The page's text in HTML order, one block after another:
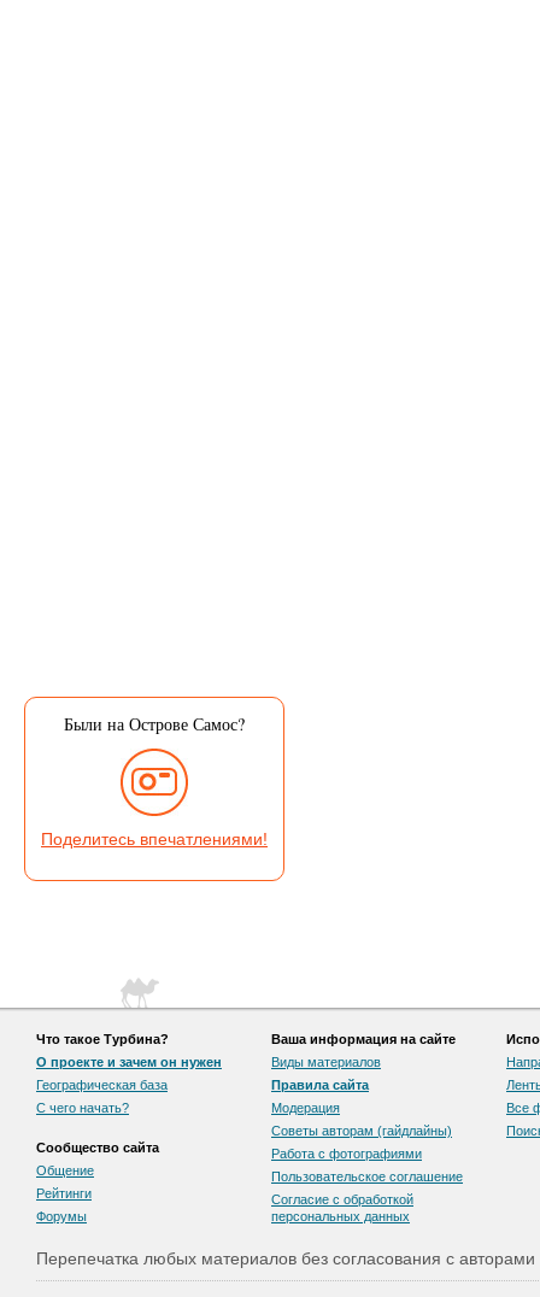
Были на Острове Самос?
Поделитесь впечатлениями!
Что такое Турбина?
О проекте и зачем он нужен
Географическая база
С чего начать?
Сообщество сайта
Общение
Рейтинги
Форумы
Ваша информация на сайте
Виды материалов
Правила сайта
Модерация
Советы авторам (гайдлайны)
Работа с фотографиями
Пользовательскоe соглашение
Согласие с обработкой
персональных данных
Все
Перепечатка любых материалов без согласования с